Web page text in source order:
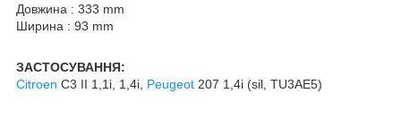
Довжина : 333 mm
Ширина : 93 mm
ЗАСТОСУВАННЯ:
Citroen C3 II 1,1i, 1,4i, Peugeot 207 1,4i (sil, TU3AE5)